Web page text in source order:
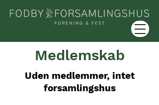
Medlemskab
Uden medlemmer, intet
forsamlingshus